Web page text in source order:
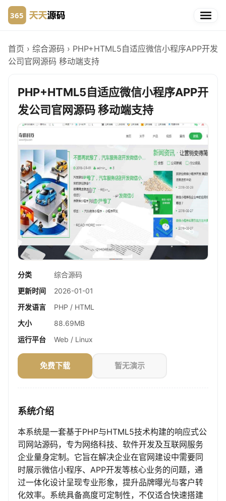
首页 › 综合源码 › PHP+HTML5自适应微信小程序APP开发
公司官网源码 移动端支持
PHP+HTML5自适应微信小程序APP开
发公司官网源码 移动端支持
分类
综合源码
更新时间
2026-01-01
开发语言
PHP / HTML
大小
88.69MB
运行平台
Web / Linux
免费下载 暂无演示
系统介绍
本系统是一套基于PHP与HTML5技术构建的响应式公
司网站源码，专为网络科技、软件开发及互联网服务
企业量身定制。它旨在解决企业在官网建设中需要同
时展示微信小程序、APP开发等核心业务的问题，通
过一体化设计呈现专业形象，提升品牌曝光与客户转
化效率。系统具备高度可定制性，不仅适合快速搭建